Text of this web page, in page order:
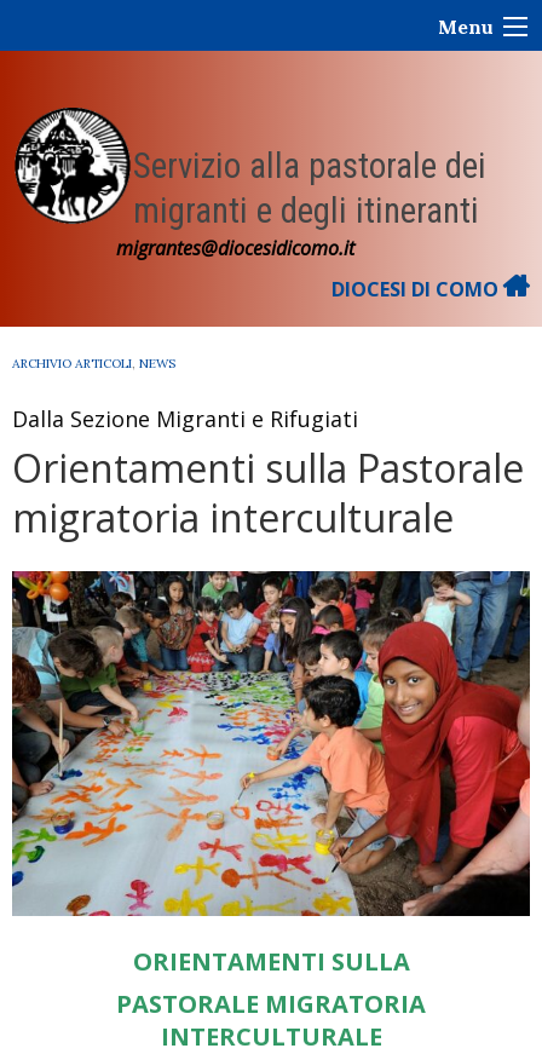
Menu
Servizio alla pastorale dei
migranti e degli itineranti
migrantes@diocesidicomo.it
DIOCESI DI COMO
ARCHIVIO ARTICOLI, NEWS
Dalla Sezione Migranti e Rifugiati
Orientamenti sulla Pastorale
migratoria interculturale
ORIENTAMENTI SULLA
PASTORALE MIGRATORIA
INTERCULTURALE